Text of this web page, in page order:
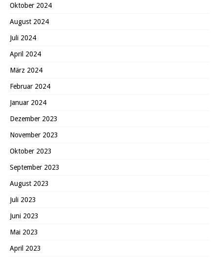
Oktober 2024
August 2024
Juli 2024
April 2024
März 2024
Februar 2024
Januar 2024
Dezember 2023
November 2023
Oktober 2023
September 2023
August 2023
Juli 2023
Juni 2023
Mai 2023
April 2023